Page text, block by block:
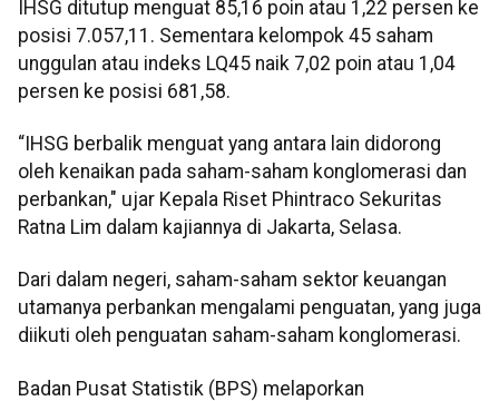
IHSG ditutup menguat 85,16 poin atau 1,22 persen ke
posisi 7.057,11. Sementara kelompok 45 saham
unggulan atau indeks LQ45 naik 7,02 poin atau 1,04
persen ke posisi 681,58.
“IHSG berbalik menguat yang antara lain didorong
oleh kenaikan pada saham-saham konglomerasi dan
perbankan," ujar Kepala Riset Phintraco Sekuritas
Ratna Lim dalam kajiannya di Jakarta, Selasa.
Dari dalam negeri, saham-saham sektor keuangan
utamanya perbankan mengalami penguatan, yang juga
diikuti oleh penguatan saham-saham konglomerasi.
Badan Pusat Statistik (BPS) melaporkan